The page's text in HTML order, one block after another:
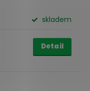
skladem
Detail